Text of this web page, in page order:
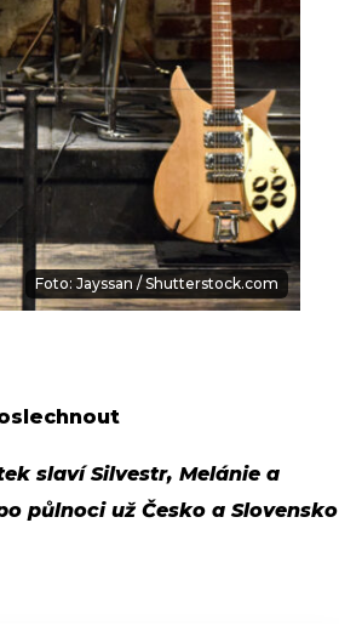
Foto: Jayssan / Shutterstock.com
slaví Silvestr, Melánie a
půlnoci už Česko a Slovensko